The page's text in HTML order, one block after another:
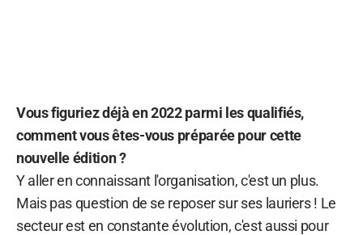
Vous figuriez déjà en 2022 parmi les qualifiés,
comment vous êtes-vous préparée pour cette
nouvelle édition ?
Y aller en connaissant l'organisation, c'est un plus.
Mais pas question de se reposer sur ses lauriers ! Le
secteur est en constante évolution, c'est aussi pour